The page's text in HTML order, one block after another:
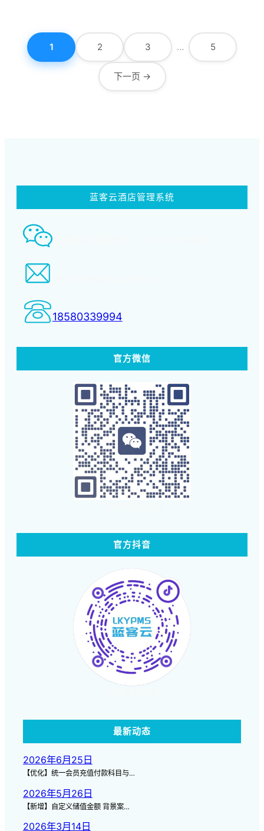
1 2 3 … 5
下一页 →
蓝客云酒店管理系统
智慧酒店事业部： 18580339994
18580339994
官方微信
官方抖音
最新动态
2026年6月25日
【优化】统一会员充值付款科目与…
2026年5月26日
【新增】自定义储值金额 背景案…
2026年3月14日